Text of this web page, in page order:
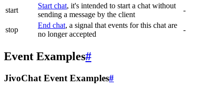
start
Start chat, it's intended to start a chat without
sending a message by the client
-
stop
End chat, a signal that events for this chat are
no longer accepted
-
Event Examples#
JivoChat Event Examples#